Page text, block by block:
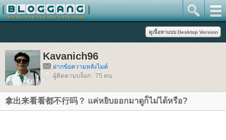
Kavanich96
ฝากข้อความหลังไมค์
ผู้ติดตามบล็อก : 75 คน
拿出来看看都不行吗？ แค่หยิบออกมาดูก็ไม่ได้หรือ?